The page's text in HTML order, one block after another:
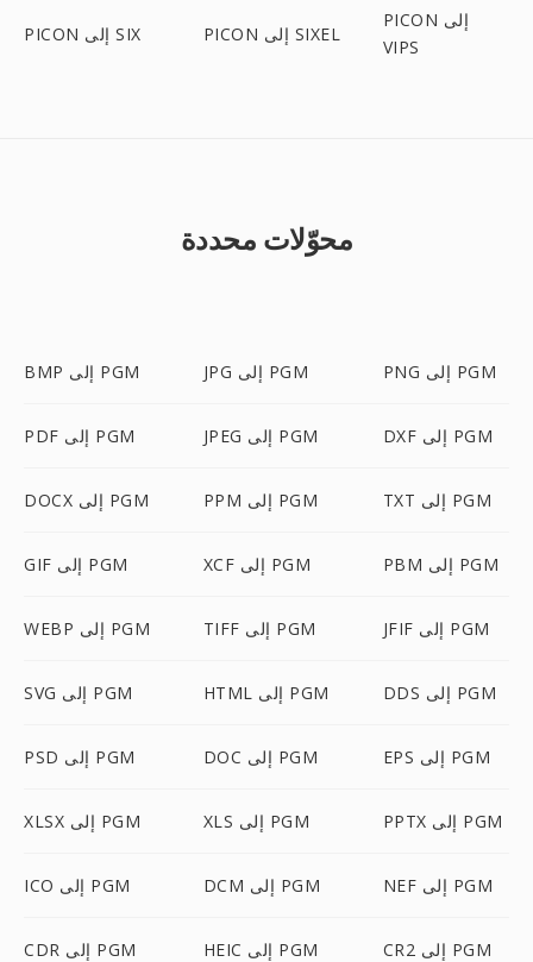
PICON إلى SIX PICON إلى SIXEL
PICON إلى
VIPS
محوّلات محددة
BMP إلى PGM JPG إلى PGM PNG إلى PGM
PDF إلى PGM JPEG إلى PGM DXF إلى PGM
DOCX إلى PGM PPM إلى PGM TXT إلى PGM
GIF إلى PGM XCF إلى PGM PBM إلى PGM
WEBP إلى PGM TIFF إلى PGM JFIF إلى PGM
SVG إلى PGM HTML إلى PGM DDS إلى PGM
PSD إلى PGM DOC إلى PGM EPS إلى PGM
XLSX إلى PGM XLS إلى PGM PPTX إلى PGM
ICO إلى PGM DCM إلى PGM NEF إلى PGM
CDR إلى PGM HEIC إلى PGM CR2 إلى PGM